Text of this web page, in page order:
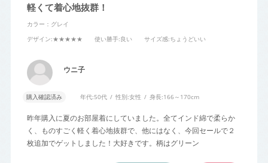
軽くて着心地抜群！
カラー：グレイ
デザイン:★★★★★ 使い勝手:良い サイズ感:ちょうどいい
ウニ子
購入確認済み 年代:50代 性別:女性 身長:166～170cm
昨年購入に夏のお部屋着にしていました。全てインド綿で柔らか
く、ものすごく軽く着心地抜群で、他にはなく、今回セールで２
枚追加でゲットしました！大好きです。柄はグリーン